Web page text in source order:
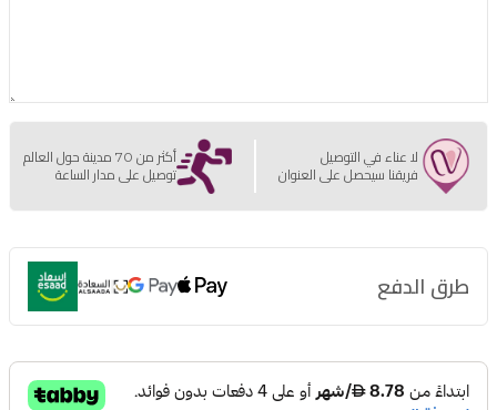
لا عناء في التوصيل
فريقنا سيحصل على العنوان
أكثر من 70 مدينة حول العالم
توصيل على مدار الساعة
طرق الدفع